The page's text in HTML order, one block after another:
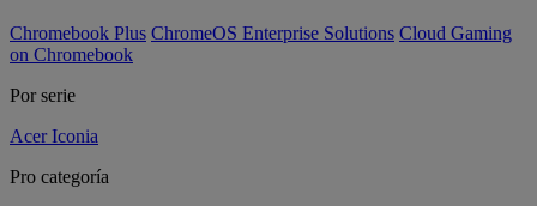
Chromebook Plus ChromeOS Enterprise Solutions Cloud Gaming
on Chromebook
Por serie
Acer Iconia
Pro categoría